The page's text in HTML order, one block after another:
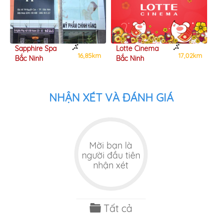
Sapphire Spa
Bắc Ninh
16,85km
Lotte Cinema
Bắc Ninh
17,02km
NHẬN XÉT VÀ ĐÁNH GIÁ
Mời bạn là
người đầu tiên
nhận xét
Tất cả